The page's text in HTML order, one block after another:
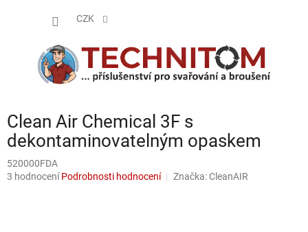
CZK
Clean Air Chemical 3F s
dekontaminovatelným opaskem
520000FDA
Průměrné
3 hodnocení Podrobnosti hodnocení Značka:CleanAIR